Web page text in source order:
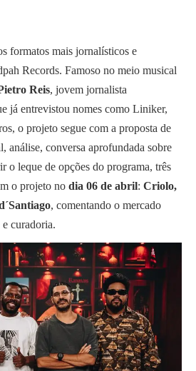
formatos mais jornalísticos e
Records. Famoso no meio musical
Reis, jovem jornalista
já entrevistou nomes como Liniker,
o projeto segue com a proposta de
análise, conversa aprofundada sobre
o leque de opções do programa, três
o projeto no dia 06 de abril: Criolo,
, comentando o mercado
curadoria.